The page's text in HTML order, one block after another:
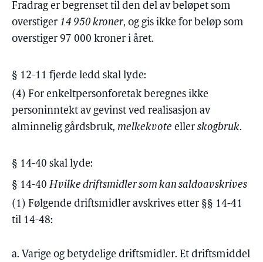
Fradrag er begrenset til den del av beløpet som
overstiger 14 950 kroner, og gis ikke for beløp som
overstiger 97 000 kroner i året.
§ 12-11 fjerde ledd skal lyde:
(4) For enkeltpersonforetak beregnes ikke
personinntekt av gevinst ved realisasjon av
alminnelig gårdsbruk, melkekvote eller skogbruk.
§ 14-40 skal lyde:
§ 14-40 Hvilke driftsmidler som kan saldoavskrives
(1) Følgende driftsmidler avskrives etter §§ 14-41
til 14-48:
a. Varige og betydelige driftsmidler. Et driftsmiddel